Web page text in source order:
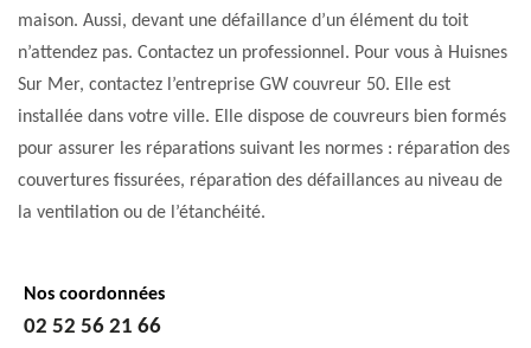
maison. Aussi, devant une défaillance d’un élément du toit
n’attendez pas. Contactez un professionnel. Pour vous à Huisnes
Sur Mer, contactez l’entreprise GW couvreur 50. Elle est
installée dans votre ville. Elle dispose de couvreurs bien formés
pour assurer les réparations suivant les normes : réparation des
couvertures fissurées, réparation des défaillances au niveau de
la ventilation ou de l’étanchéité.
Nos coordonnées
02 52 56 21 66